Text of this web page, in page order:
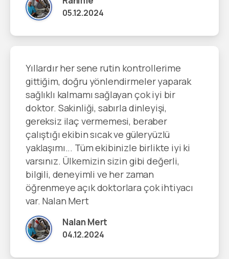
05.12.2024
Yıllardır her sene rutin kontrollerime
gittiğim, doğru yönlendirmeler yaparak
sağlıklı kalmamı sağlayan çok iyi bir
doktor. Sakinliği, sabırla dinleyişi,
gereksiz ilaç vermemesi, beraber
çalıştığı ekibin sıcak ve güleryüzlü
yaklaşımı... Tüm ekibinizle birlikte iyi ki
varsınız. Ülkemizin sizin gibi değerli,
bilgili, deneyimli ve her zaman
öğrenmeye açık doktorlara çok ihtiyacı
var. Nalan Mert
Nalan Mert
04.12.2024